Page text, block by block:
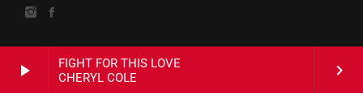
play_arrow
FIGHT FOR THIS LOVE
CHERYL COLE
keyboard_arrow_right